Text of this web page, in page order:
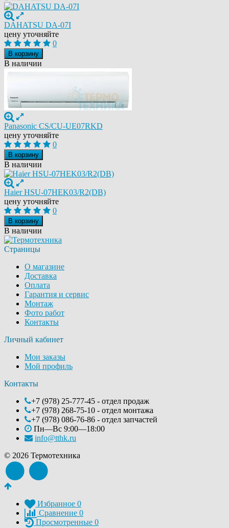
DAHATSU DA-07I
цену уточняйте
0
В корзину
В наличии
Panasonic CS/CU-UE07RKD
цену уточняйте
0
В корзину
В наличии
Haier HSU-07HEK03/R2(DB)
цену уточняйте
0
В корзину
В наличии
Страницы
О магазине
Доставка
Оплата
Гарантия и сервис
Монтаж
Фото работ
Контакты
Личный кабинет
Мои заказы
Мой профиль
Контакты
+7 (978) 25-777-45 - отдел продаж
+7 (978) 268-75-10 - отдел монтажа
+7 (978) 086-76-86 - отдел запчастей
Пн—Вс 9:00—18:00
info@tthk.ru
© 2026 Термотехника
Избранное 0
Сравнение 0
Просмотренные 0